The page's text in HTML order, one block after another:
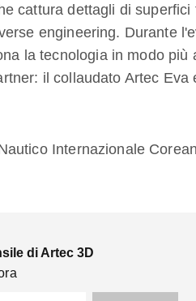
cattura dettagli di
engineering. Durante
la tecnologia in modo
il collaudato Artec
Internazionale
di Artec 3D